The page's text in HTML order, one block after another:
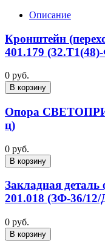
Описание
Кронштейн
401.179
0 руб.
В корзину
Опора
ц)
0 руб.
В корзину
Закладная
201.018 (ЗФ-36/12/
0 руб.
В корзину